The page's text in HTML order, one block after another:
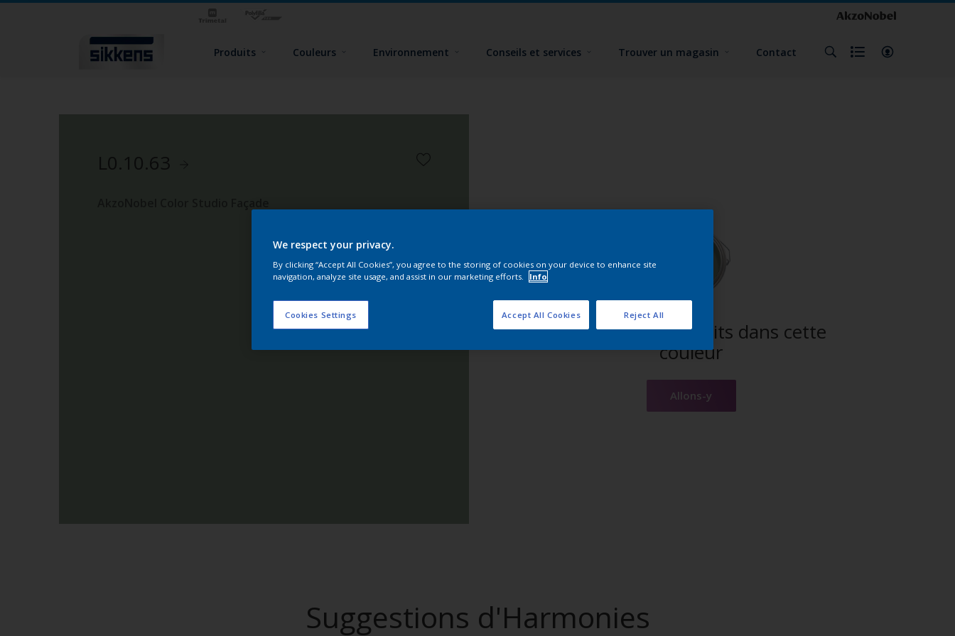
Produits Couleurs Environnement Conseils et services Trouver un magasin Contact
L0.10.63
Trouver des produits dans cette
couleur
Allons-y
Suggestions d'Harmonies
We respect your privacy.
By clicking “Accept All Cookies”, you agree to the storing of cookies on your device to enhance site
navigation, analyze site usage, and assist in our marketing efforts.
Info
Cookies Settings Reject All
Accept All Cookies